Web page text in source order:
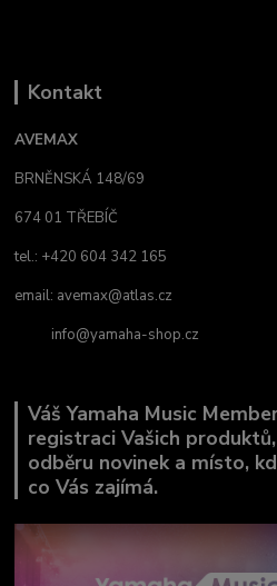
Kontakt
AVEMAX
BRNĚNSKÁ 148/69
674 01 TŘEBÍČ
tel.: +420 604 342 165
email: avemax@atlas.cz
info@yamaha-shop.cz
Váš Yamaha Music
registraci Vašich
odběru novinek a místo,
co Vás zajímá.